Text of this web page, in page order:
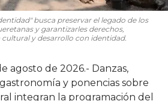
busca preservar el legado de los
y garantizarles derechos,
y desarrollo con identidad.
agosto de 2026.- Danzas,
y ponencias sobre
integran la programación del